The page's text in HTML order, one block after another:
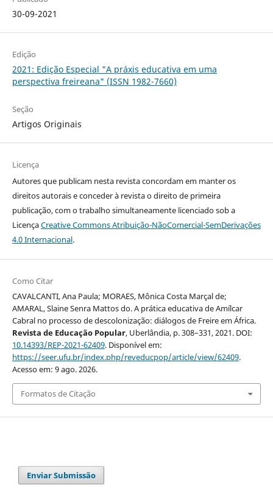
30-09-2021
Edição
2021: Edição Especial "A práxis educativa em uma
perspectiva freireana" (ISSN 1982-7660)
Seção
Artigos Originais
Licença
Autores que publicam nesta revista concordam em manter os
direitos autorais e conceder à revista o direito de primeira
publicação, com o trabalho simultaneamente licenciado sob a
LicençaCreative Commons Atribuição-NãoComercial-SemDerivações
4.0 Internacional.
Como Citar
CAVALCANTI, Ana Paula; MORAES, Mônica Costa Marçal de;
AMARAL, Slaine Senra Mattos do. A prática educativa de Amílcar
Cabral no processo de descolonização: diálogos de Freire em África.
Revista de Educação Popular, Uberlândia, p. 308–331, 2021. DOI:
10.14393/REP-2021-62409. Disponível em:
https://seer.ufu.br/index.php/reveducpop/article/view/62409.
Acesso em: 9 ago. 2026.
Formatos de Citação
Enviar Submissão